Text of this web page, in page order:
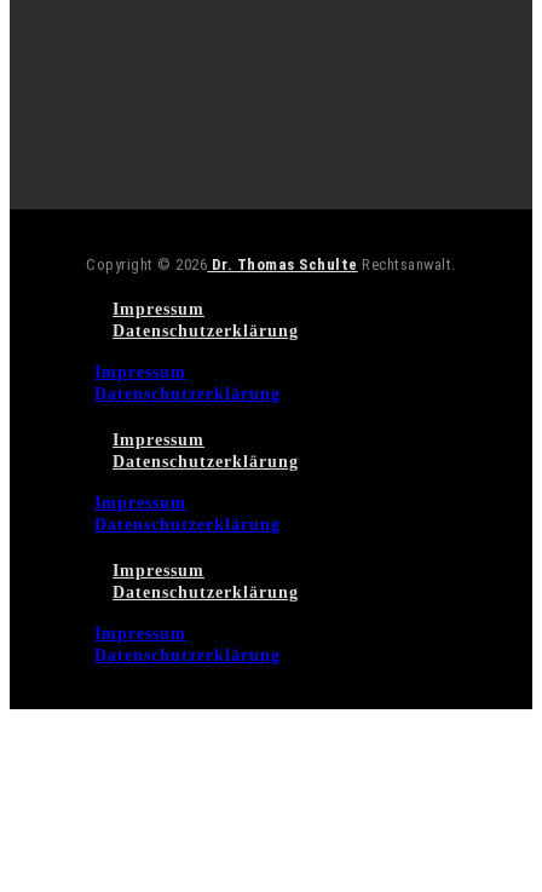
Copyright © 2026 Dr. Thomas Schulte Rechtsanwalt.
Impressum
Datenschutzerklärung
Impressum
Datenschutzerklärung
Impressum
Datenschutzerklärung
Impressum
Datenschutzerklärung
Impressum
Datenschutzerklärung
Impressum
Datenschutzerklärung